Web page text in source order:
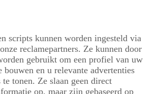
scripts kunnen worden ingesteld via
reclamepartners. Ze kunnen door
gebruikt om een profiel van uw
bouwen en u relevante advertenties
te tonen. Ze slaan geen direct
op, maar zijn gebaseerd op